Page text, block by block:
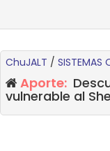
ChuJALT / SISTEMAS
Aporte:
vulnerable al